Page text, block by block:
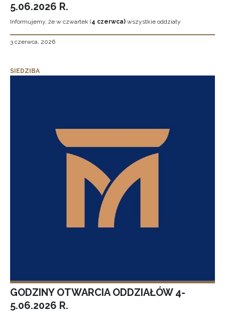
5.06.2026 R.
Informujemy, że w czwartek (4 czerwca) wszystkie oddziały
3 czerwca, 2026
SIEDZIBA
GODZINY OTWARCIA ODDZIAŁÓW 4-
5.06.2026 R.